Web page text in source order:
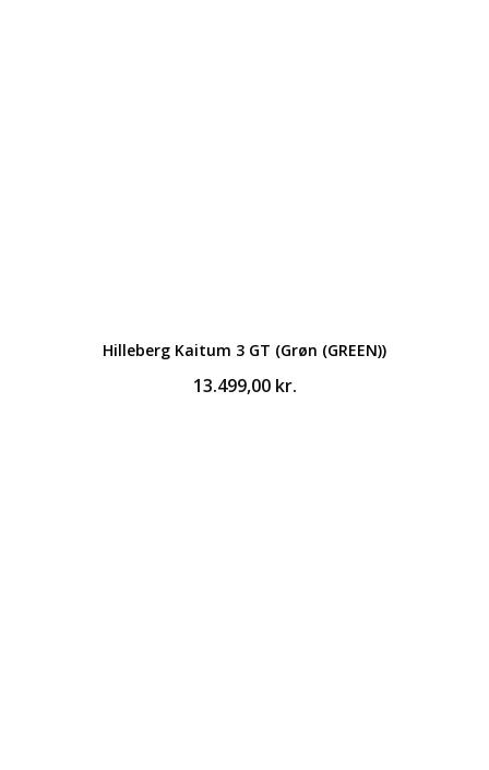
Hilleberg Kaitum 3 GT (Grøn (GREEN))
13.499,00 kr.